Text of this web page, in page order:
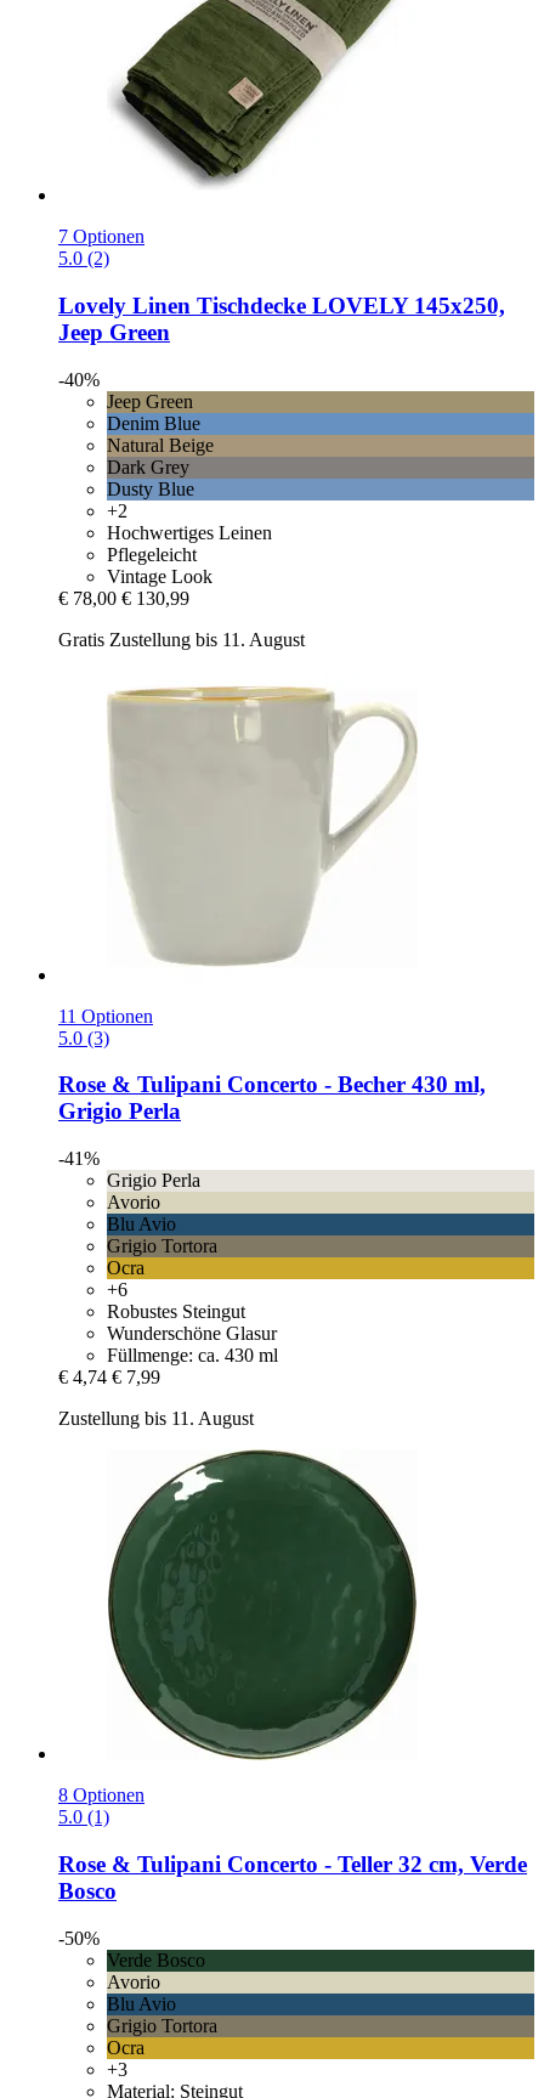
7 Optionen
5.0 (2)
Lovely Linen Tischdecke LOVELY 145x250,
Jeep Green
-40%
Jeep Green
Denim Blue
Natural Beige
Dark Grey
Dusty Blue
+2
Hochwertiges Leinen
Pflegeleicht
Vintage Look
€ 78,00 € 130,99
Gratis Zustellung bis 11. August
11 Optionen
5.0 (3)
Rose & Tulipani Concerto -​ Becher 430 ml,
Grigio Perla
-41%
Grigio Perla
Avorio
Blu Avio
Grigio Tortora
Ocra
+6
Robustes Steingut
Wunderschöne Glasur
Füllmenge: ca. 430 ml
€ 4,74 € 7,99
Zustellung bis 11. August
8 Optionen
5.0 (1)
Rose & Tulipani Concerto -​ Teller 32 cm, Verde
Bosco
-50%
Verde Bosco
Avorio
Blu Avio
Grigio Tortora
Ocra
+3
Material: Steingut